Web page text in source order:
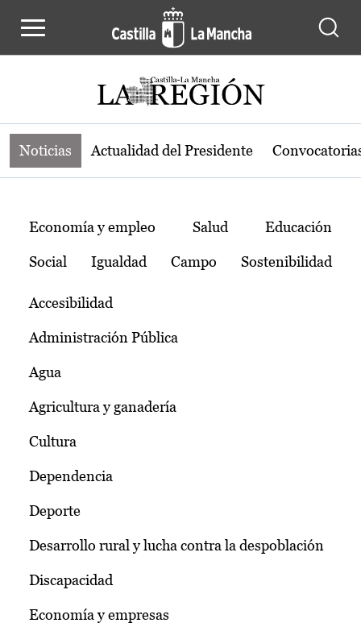
Noticias de la región de Castilla-La
Noticias Actualidad del Presidente
Temas
Economía y empleo Salud Educación
Social Igualdad Campo Sostenibilidad
Accesibilidad
Administración Pública
Agua
Agricultura y ganadería
Cultura
Dependencia
Deporte
Desarrollo rural y lucha contra la despoblación
Discapacidad
Economía y empresas